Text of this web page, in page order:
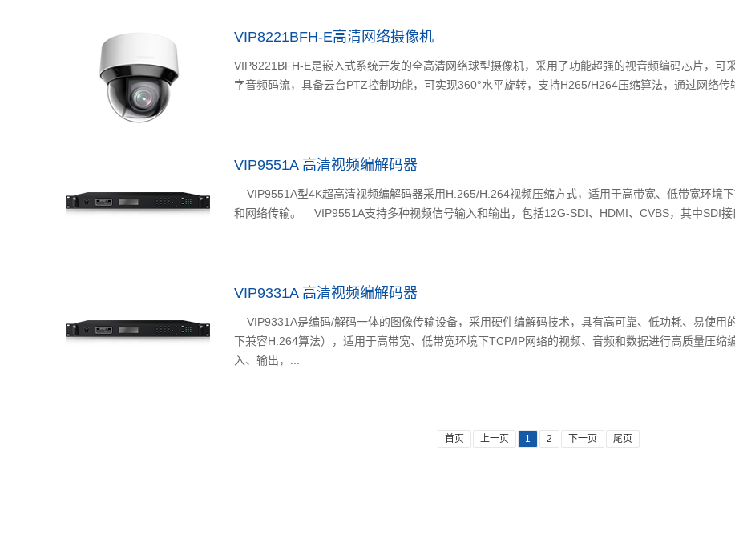
VIP8221BFH-E高清网络摄像机
VIP8221BFH-E是嵌入式系统开发的全高清网络球型摄像机，采用了功能超强的视音频编码芯片，可
字音频码流，具备云台PTZ控制功能，可实现360°水平旋转，支持H265/H264压缩算法，通过网络
VIP9551A 高清视频编解码器
VIP9551A型4K超高清视频编解码器采用H.265/H.264视频压缩方式，适用于高带宽、低带宽环境
和网络传输。 VIP9551A支持多种视频信号输入和输出，包括12G-SDI、HDMI、CVBS，其中SDI
VIP9331A 高清视频编解码器
VIP9331A是编码/解码一体的图像传输设备，采用硬件编解码技术，具有高可靠、低功耗、易使用
下兼容H.264算法），适用于高带宽、低带宽环境下TCP/IP网络的视频、音频和数据进行高质量压
入、输出，...
首页 上一页 1 2 下一页 尾页